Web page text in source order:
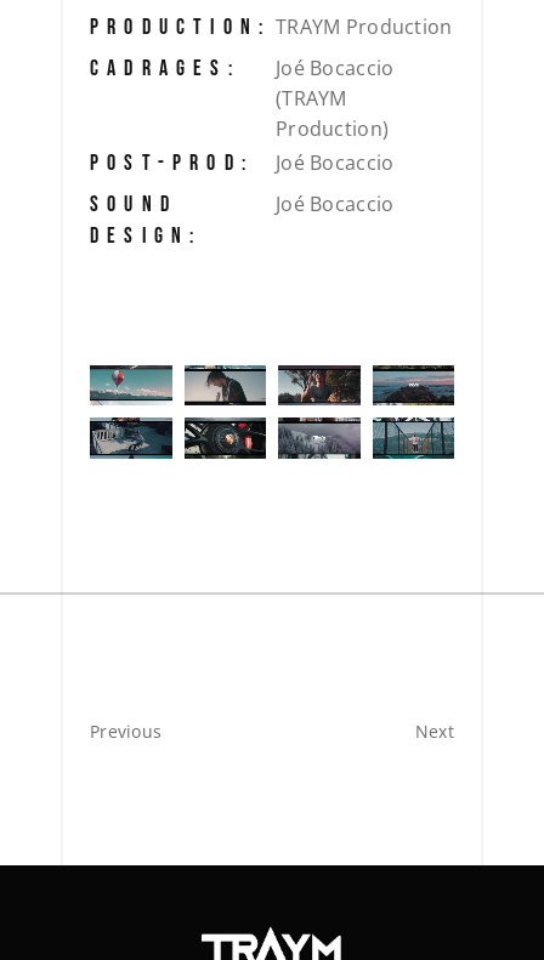
PRODUCTION: TRAYM Production
CADRAGES:
Joé Bocaccio
(TRAYM
Production)
POST-PROD: Joé Bocaccio
SOUND
DESIGN:
Joé Bocaccio
Previous Next